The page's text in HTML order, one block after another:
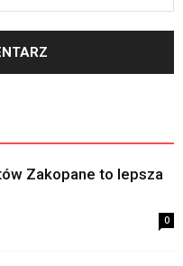
Zakopane to lepsza
0